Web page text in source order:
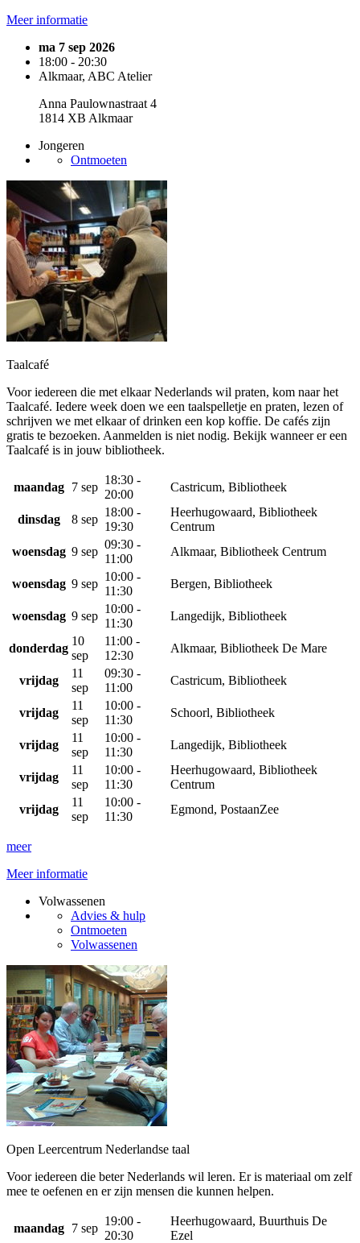
Meer informatie
ma 7 sep 2026
18:00 - 20:30
Alkmaar, ABC Atelier
Anna Paulownastraat 4
1814 XB Alkmaar
Jongeren
Ontmoeten
Taalcafé
Voor iedereen die met elkaar Nederlands wil praten, kom naar het
Taalcafé. Iedere week doen we een taalspelletje en praten, lezen of
schrijven we met elkaar of drinken een kop koffie. De cafés zijn
gratis te bezoeken. Aanmelden is niet nodig. Bekijk wanneer er een
Taalcafé is in jouw bibliotheek.
maandag 7 sep
18:30 -
20:00
Castricum, Bibliotheek
dinsdag 8 sep
18:00 -
19:30
Heerhugowaard, Bibliotheek
Centrum
woensdag 9 sep
09:30 -
11:00
Alkmaar, Bibliotheek Centrum
woensdag 9 sep
10:00 -
11:30
Bergen, Bibliotheek
woensdag 9 sep
10:00 -
11:30
Langedijk, Bibliotheek
donderdag
10
sep
11:00 -
12:30
Alkmaar, Bibliotheek De Mare
vrijdag
11
sep
09:30 -
11:00
Castricum, Bibliotheek
vrijdag
11
sep
10:00 -
11:30
Schoorl, Bibliotheek
vrijdag
11
sep
10:00 -
11:30
Langedijk, Bibliotheek
vrijdag
11
sep
10:00 -
11:30
Heerhugowaard, Bibliotheek
Centrum
vrijdag
11
sep
10:00 -
11:30
Egmond, PostaanZee
meer
Meer informatie
Volwassenen
Advies & hulp
Ontmoeten
Volwassenen
Open Leercentrum Nederlandse taal
Voor iedereen die beter Nederlands wil leren. Er is materiaal om zelf
mee te oefenen en er zijn mensen die kunnen helpen.
maandag 7 sep
19:00 -
20:30
Heerhugowaard, Buurthuis De
Ezel